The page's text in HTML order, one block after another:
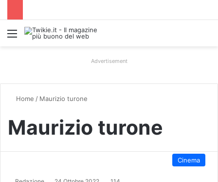
Menu
Advertisement
Home / Maurizio turone
Maurizio turone
Cinema